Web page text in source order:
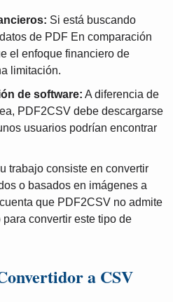
Si está buscando
de PDF En comparación
el enfoque financiero de
limitación.
de software: A diferencia de
PDF2CSV debe descargarse
usuarios podrían encontrar
trabajo consiste en convertir
o basados ​​en imágenes a
que PDF2CSV no admite
convertir este tipo de
a CSV